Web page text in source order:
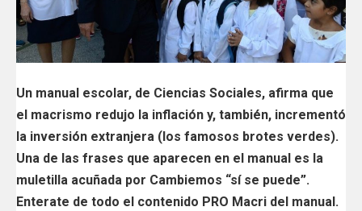
Un manual escolar, de Ciencias Sociales, afirma que
el macrismo redujo la inflación y, también, incrementó
la inversión extranjera (los famosos brotes verdes).
Una de las frases que aparecen en el manual es la
muletilla acuñada por Cambiemos “sí se puede”.
Enterate de todo el contenido PRO Macri del manual.